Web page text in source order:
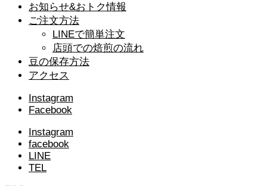
お知らせ&おトク情報
ご注文方法
LINEで簡単注文
店頭での焙煎の流れ
豆の保存方法
アクセス
Instagram
Facebook
Instagram
facebook
LINE
TEL